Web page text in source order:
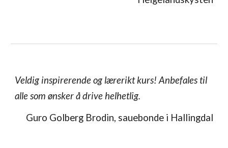
Veldig inspirerende og lærerikt kurs! Anbefales til
alle som ønsker å drive helhetlig.
Guro Golberg Brodin, sauebonde i Hallingdal